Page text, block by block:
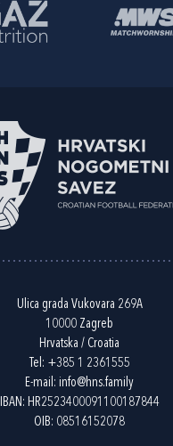
Ulica grada Vukovara 269A
10000 Zagreb
Hrvatska / Croatia
Tel: +385 1 2361555
E-mail: info@hns.family
IBAN: HR2523400091100187844
OIB: 08516152078